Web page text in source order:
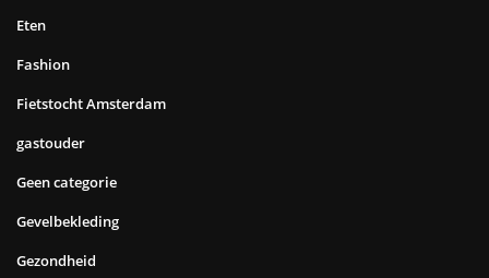
Eten
Fashion
Fietstocht Amsterdam
gastouder
Geen categorie
Gevelbekleding
Gezondheid